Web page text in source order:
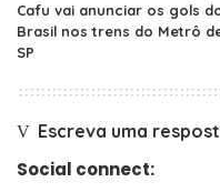
Cafu vai anunciar os gols
Brasil nos trens do Metrô
SP
Escreva uma
Social connect: